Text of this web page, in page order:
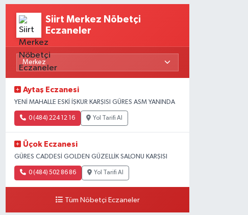
Siirt Merkez Nöbetçi
Eczaneler
Aytaş Eczanesi
YENİ MAHALLE ESKİ İŞKUR KARŞISI GÜRES ASM YANINDA
0 (484) 224 12 16 Yol Tarifi Al
Üçok Eczanesi
GÜRES CADDESİ GOLDEN GÜZELLİK SALONU KARŞISI
0 (484) 502 86 86 Yol Tarifi Al
Tüm Nöbetçi Eczaneler